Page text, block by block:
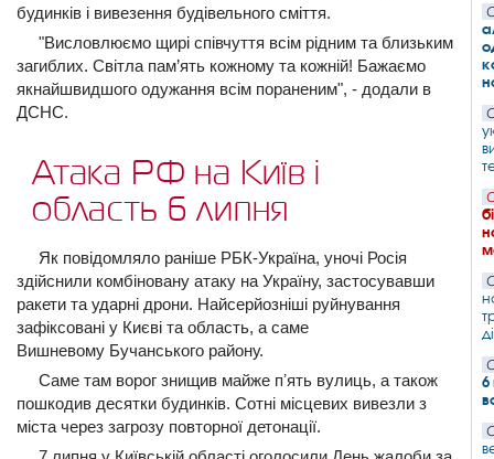
будинків і вивезення будівельного сміття.
"Висловлюємо щирі співчуття всім рідним та близьким
загиблих. Світла пам’ять кожному та кожній! Бажаємо
якнайшвидшого одужання всім пораненим", - додали в
ДСНС.
Атака РФ на Київ і
область 6 липня
Як повідомляло раніше РБК-Україна, уночі Росія
здійснили комбіновану атаку на Україну, застосувавши
ракети та ударні дрони. Найсерйозніші руйнування
зафіксовані у Києві та область, а саме
Вишневому Бучанського району.
Саме там ворог знищив майже пʼять вулиць, а також
пошкодив десятки будинків. Сотні місцевих вивезли з
міста через загрозу повторної детонації.
6